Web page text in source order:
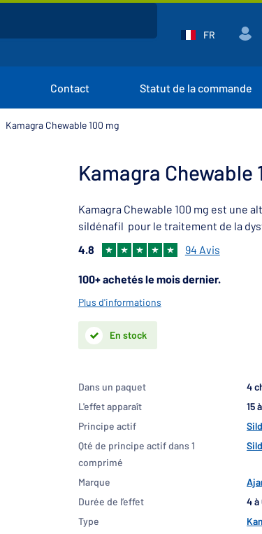
FR
Contact Statut de la commande
Kamagra Chewable 100 mg
Kamagra Chewable
Kamagra Chewable 100 mg est une
sildénafil pour le traitement de la
4.8
94 Avis
100+ achetés le mois dernier.
Plus d'informations
En stock
Dans un paquet
4
L'effet apparaît
15
Principe actif
Qté de principe actif dans 1
comprimé
Marque
Durée de l’effet
4 à
Type